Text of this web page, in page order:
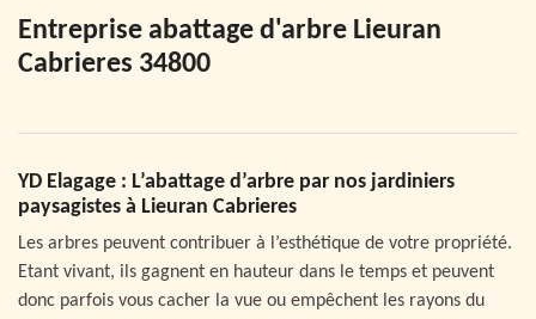
Entreprise abattage d'arbre Lieuran
Cabrieres 34800
YD Elagage : L’abattage d’arbre par nos jardiniers
paysagistes à Lieuran Cabrieres
Les arbres peuvent contribuer à l’esthétique de votre propriété.
Etant vivant, ils gagnent en hauteur dans le temps et peuvent
donc parfois vous cacher la vue ou empêchent les rayons du